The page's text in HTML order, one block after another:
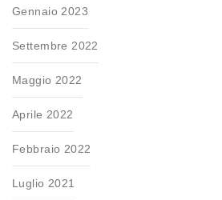
Gennaio 2023
Settembre 2022
Maggio 2022
Aprile 2022
Febbraio 2022
Luglio 2021